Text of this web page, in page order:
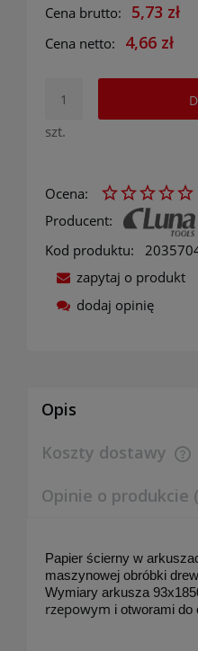
Cena brutto: 5,73 zł
Cena netto: 4,66 zł
szt.
Ocena:
Producent:
Kod produktu:
zapytaj o produkt
dodaj opinię
Opis
Koszty dostawy
Cena nie zawiera
Opinie o produkcie
Papier ścierny w
maszynowej obróbki
Wymiary arkusza
rzepowym i otworami do